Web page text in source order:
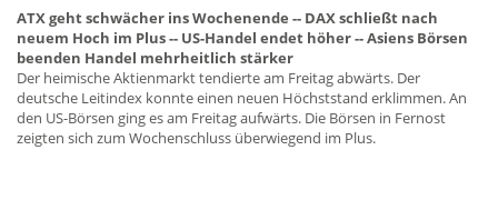
ATX geht schwächer ins Wochenende -- DAX schließt nach
neuem Hoch im Plus -- US-Handel endet höher -- Asiens Börsen
beenden Handel mehrheitlich stärker
Der heimische Aktienmarkt tendierte am Freitag abwärts. Der
deutsche Leitindex konnte einen neuen Höchststand erklimmen. An
den US-Börsen ging es am Freitag aufwärts. Die Börsen in Fernost
zeigten sich zum Wochenschluss überwiegend im Plus.